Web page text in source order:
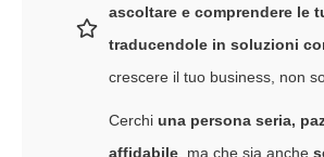
ascoltare e comprendere le
traducendole in soluzioni
crescere il tuo business, non
Cerchi una persona seria,
affidabile , ma che sia anche